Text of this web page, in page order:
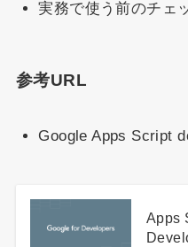
実務で使う前のチェ
参考URL
Google Apps Script
Apps